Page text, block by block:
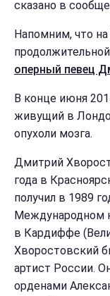
сказано в
Напомним, что
оперный певец
В конце июня
живущий в
опухоли мозга.
Дмитрий
года в
получил в 1989
Международном
в Кардиффе
Хворостовский
артист России.
орденами